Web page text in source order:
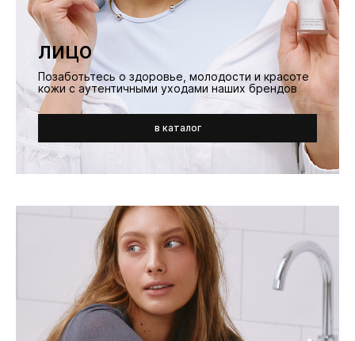
лицо
Позаботьтесь о здоровье, молодости и красоте
кожи с аутентичными уходами наших брендов
в каталог